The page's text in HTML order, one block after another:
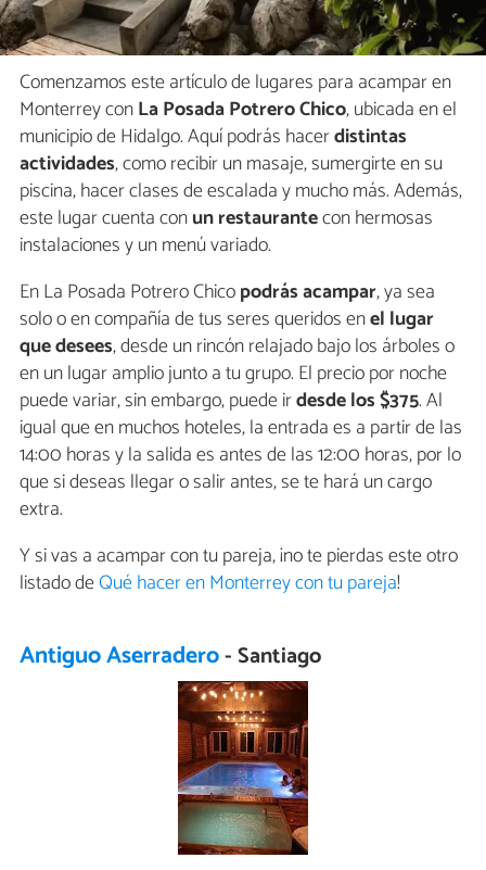
Comenzamos este artículo de lugares para acampar en
Monterrey conLa Posada Potrero Chico, ubicada en el
municipio de Hidalgo. Aquí podrás hacerdistintas
actividades, como recibir un masaje, sumergirte en su
piscina, hacer clases de escalada y mucho más. Además,
este lugar cuenta conun restaurantecon hermosas
instalaciones y un menú variado.
En La Posada Potrero Chicopodrásacampar, ya sea
solo o en compañía de tus seres queridos enel lugar
que desees, desde un rincón relajado bajo los árboles o
en un lugar amplio junto a tu grupo. El precio por noche
puede variar, sin embargo, puede irdesde los $375. Al
igual que en muchos hoteles, la entrada es a partir de las
14:00 horas y la salida es antes de las 12:00 horas, por lo
que si deseas llegar o salir antes, se te hará un cargo
extra.
Y si vas a acampar con tu pareja, ¡no te pierdas este otro
listado deQué hacer en Monterrey con tu pareja!
Antiguo Aserradero- Santiago